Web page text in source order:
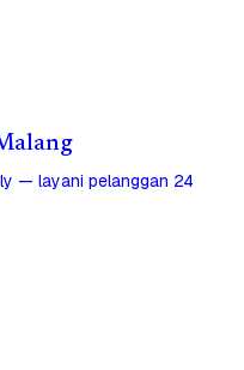
— layani pelanggan 24